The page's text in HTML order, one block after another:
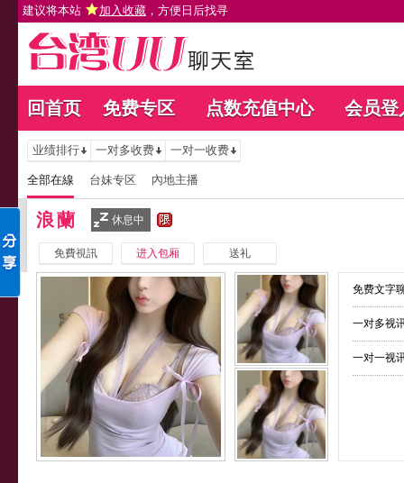
建议将本站 加入收藏 ，方便日后找寻
回首页 免费专区 点数充值中心 会员登
业绩排行 一对多收费 一对一收费
全部在線 台妹专区 內地主播
浪蘭 休息中
免費視訊 进入包厢 送礼
免费文字
一对多视
一对一视